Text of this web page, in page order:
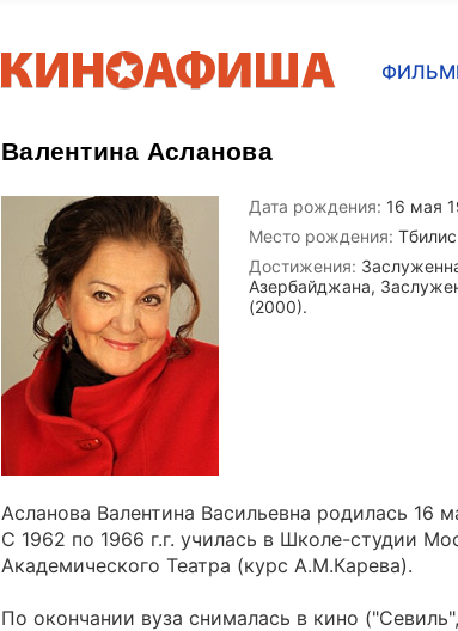
Валентина Асланова
Дата рождения: 16 мая
Место рождения:
Достижения:
Азербайджана,
(2000).
Асланова Валентина Васильевна родилась 16
С 1962 по 1966 г.г. училась в Школе-студии
Академического Театра (курс А.М.Карева).
По окончании вуза снималась в кино